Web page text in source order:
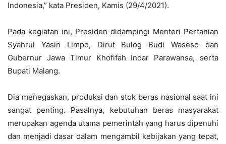
Indonesia,” kata Presiden, Kamis (29/4/2021).
Pada kegiatan ini, Presiden didampingi Menteri Pertanian
Syahrul Yasin Limpo, Dirut Bulog Budi Waseso dan
Gubernur Jawa Timur Khofifah Indar Parawansa, serta
Bupati Malang.
Dia menegaskan, produksi dan stok beras nasional saat ini
sangat penting. Pasalnya, kebutuhan beras masyarakat
merupakan agenda utama pemerintah yang harus dipenuhi
dan menjadi dasar dalam mengambil kebijakan yang tepat,